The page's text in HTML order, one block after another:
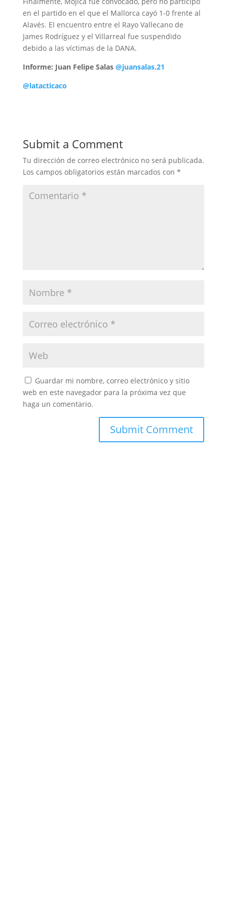
en el partido en el que el Mallorca cayó 1-0 frente al
Alavés. El encuentro entre el Rayo Vallecano de
James Rodríguez y el Villarreal fue suspendido
debido a las víctimas de la DANA.
Informe: Juan Felipe Salas @juansalas.21
@latacticaco
Submit a Comment
Tu dirección de correo electrónico no será publicada.
Los campos obligatorios están marcados con *
Guardar mi nombre, correo electrónico y sitio
web en este navegador para la próxima vez que
haga un comentario.